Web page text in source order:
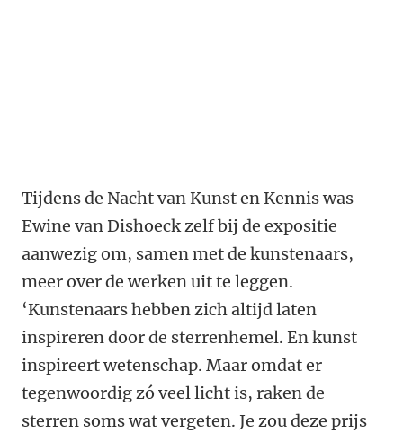
Tijdens de Nacht van Kunst en Kennis was
Ewine van Dishoeck zelf bij de expositie
aanwezig om, samen met de kunstenaars,
meer over de werken uit te leggen.
‘Kunstenaars hebben zich altijd laten
inspireren door de sterrenhemel. En kunst
inspireert wetenschap. Maar omdat er
tegenwoordig zó veel licht is, raken de
sterren soms wat vergeten. Je zou deze prijs